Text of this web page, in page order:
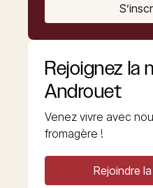
Rejoignez la
Androuet
Venez vivre avec
fromagère !
Rejoindre